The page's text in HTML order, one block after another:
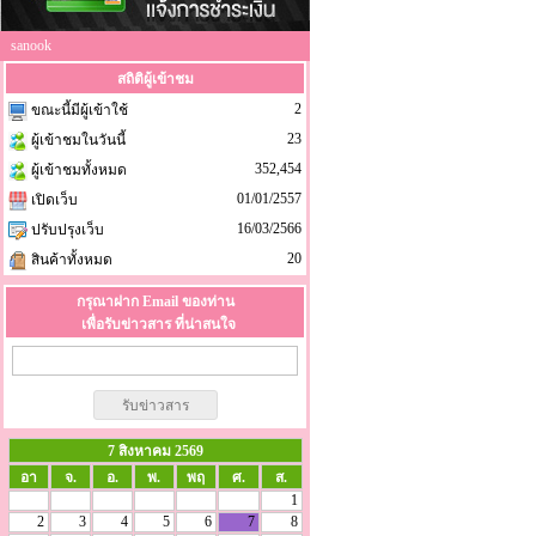
sanook
สถิติผู้เข้าชม
ขณะนี้มีผู้เข้าใช้
2
ผู้เข้าชมในวันนี้
23
ผู้เข้าชมทั้งหมด
352,454
เปิดเว็บ
01/01/2557
ปรับปรุงเว็บ
16/03/2566
สินค้าทั้งหมด
20
กรุณาฝาก Email ของท่าน
เพื่อรับข่าวสาร ที่น่าสนใจ
7 สิงหาคม 2569
อา
จ. อ. พ. พฤ ศ.
ส.
1
2
3 4 5 6 7
8